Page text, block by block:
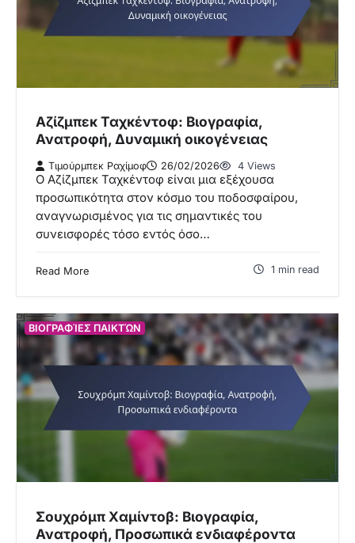
Αζίζμπεκ Ταχκέντοφ: Βιογραφία,
Ανατροφή, Δυναμική οικογένειας
Τιμούρμπεκ Ραχίμοφ 26/02/2026 4 Views
Ο Αζίζμπεκ Ταχκέντοφ είναι μια εξέχουσα
προσωπικότητα στον κόσμο του ποδοσφαίρου,
αναγνωρισμένος για τις σημαντικές του
συνεισφορές τόσο εντός όσο…
Read More 1 min read
ΒΙΟΓΡΑΦΊΕΣ ΠΑΙΚΤΏΝ
Σουχρόμπ Χαμίντοβ: Βιογραφία,
Ανατροφή, Προσωπικά ενδιαφέροντα